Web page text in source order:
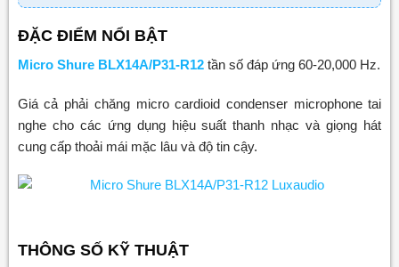
ĐẶC ĐIỂM NỔI BẬT
Micro Shure BLX14A/P31-R12tần số đáp ứng 60-20,000 Hz.
Giá cả phải chăng micro cardioid condenser microphone tai
nghe cho các ứng dụng hiệu suất thanh nhạc và giọng hát
cung cấp thoải mái mặc lâu và độ tin cậy.
THÔNG SỐ KỸ THUẬT